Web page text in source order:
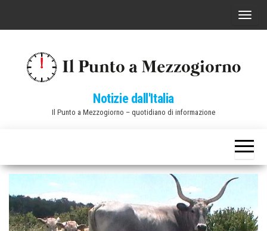
C
a
v
a
Notizie dall'Italia
Il Punto a Mezzogiorno – quotidiano di informazione